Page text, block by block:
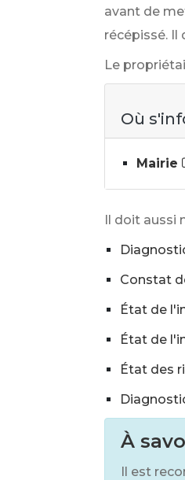
avant de
récépissé. Il
Le
Où
Mairie
Il doit aussi
Constat
État de
État de
État des
À
Il est